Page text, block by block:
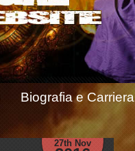
Biografia e Carriera
27th Nov